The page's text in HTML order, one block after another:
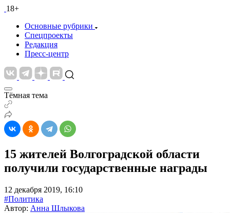
18+
Основные рубрики
Спецпроекты
Редакция
Пресс-центр
Тёмная тема
15 жителей Волгоградской области
получили государственные награды
12 декабря 2019, 16:10
#Политика
Автор: Анна Шлыкова